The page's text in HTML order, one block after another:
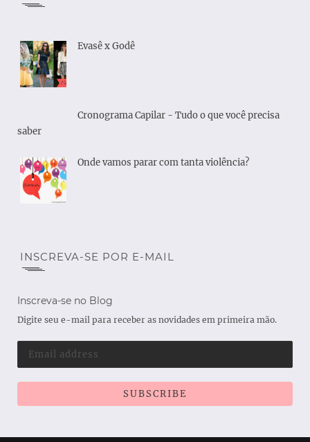
Evasê x Godê
Cronograma Capilar - Tudo o que você precisa
saber
Onde vamos parar com tanta violência?
INSCREVA-SE POR E-MAIL
Inscreva-se no Blog
Digite seu e-mail para receber as novidades em primeira mão.